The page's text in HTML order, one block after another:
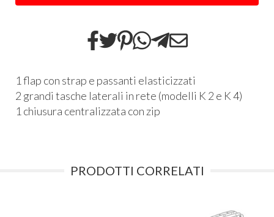
1 flap con strap e passanti elasticizzati
2 grandi tasche laterali in rete (modelli K 2 e K 4)
1 chiusura centralizzata con zip
PRODOTTI CORRELATI